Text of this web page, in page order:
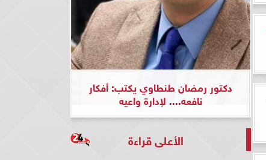
دكتور رمضان طنطاوي يكتب: أفكار
نافعه.... لإدارة واعيه
الأعلى قراءة